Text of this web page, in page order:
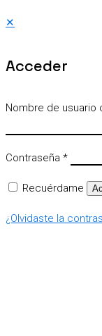
✕
Acceder
Nombre de
Contraseña *
Recuérdame
¿Olvidaste la